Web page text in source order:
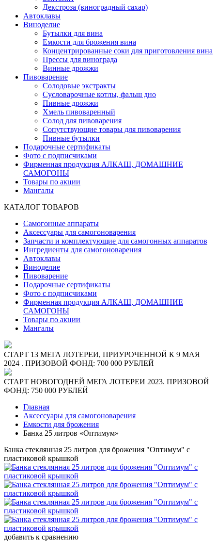
Декстроза (виноградный сахар)
Автоклавы
Виноделие
Бутылки для вина
Емкости для брожения вина
Концентрированные соки для приготовления вина
Прессы для винограда
Винные дрожжи
Пивоварение
Солодовые экстракты
Сусловарочные котлы, фальш дно
Пивные дрожжи
Хмель пивоваренный
Солод для пивоварения
Сопутствующие товары для пивоварения
Пивные бутылки
Подарочные сертификаты
Фото с подписчиками
Фирменная продукция АЛКАШ, ДОМАШНИЕ
САМОГОНЫ
Товары по акции
Мангалы
КАТАЛОГ ТОВАРОВ
Самогонные аппараты
Аксессуары для самогоноварения
Запчасти и комплектующие для самогонных аппаратов
Ингредиенты для самогоноварения
Автоклавы
Виноделие
Пивоварение
Подарочные сертификаты
Фото с подписчиками
Фирменная продукция АЛКАШ, ДОМАШНИЕ
САМОГОНЫ
Товары по акции
Мангалы
СТАРТ 13 МЕГА ЛОТЕРЕИ, ПРИУРОЧЕННОЙ К 9 МАЯ
2024 . ПРИЗОВОЙ ФОНД: 700 000 РУБЛЕЙ
СТАРТ НОВОГОДНЕЙ МЕГА ЛОТЕРЕИ 2023. ПРИЗОВОЙ
ФОНД: 750 000 РУБЛЕЙ
Главная
Аксессуары для самогоноварения
Емкости для брожения
Банка 25 литров «Оптимум»
Банка стеклянная 25 литров для брожения "Оптимум" с
пластиковой крышкой
добавить к сравнению